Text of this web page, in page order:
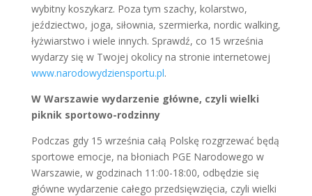
wybitny koszykarz. Poza tym szachy, kolarstwo,
jeździectwo, joga, siłownia, szermierka, nordic walking,
łyżwiarstwo i wiele innych. Sprawdź, co 15 września
wydarzy się w Twojej okolicy na stronie internetowej
www.narodowydziensportu.pl.
W Warszawie wydarzenie główne, czyli wielki
piknik sportowo-rodzinny
Podczas gdy 15 września całą Polskę rozgrzewać będą
sportowe emocje, na błoniach PGE Narodowego w
Warszawie, w godzinach 11:00-18:00, odbędzie się
główne wydarzenie całego przedsięwzięcia, czyli wielki